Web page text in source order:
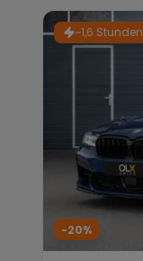
~1,6 Stunden
-20%